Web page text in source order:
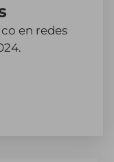
en redes